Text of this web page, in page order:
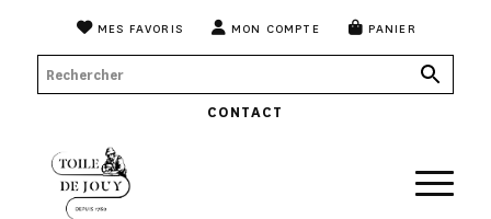
MES FAVORIS MON COMPTE PANIER
CONTACT